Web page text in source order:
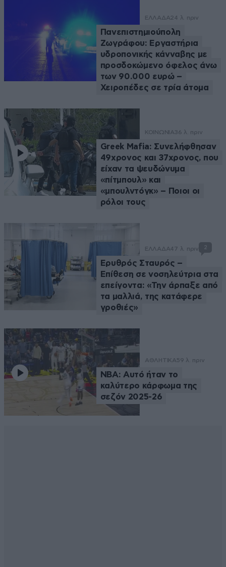
ΕΛΛΑΔΑ24 λ. πριν
Πανεπιστημιούπολη
Ζωγράφου: Εργαστήρια
υδροπονικής κάνναβης με
προσδοκώμενο όφελος άνω
των 90.000 ευρώ –
Χειροπέδες σε τρία άτομα
ΚΟΙΝΩΝΙΑ36 λ. πριν
Greek Μafia: Συνελήφθησαν
49χρονος και 37χρονος, που
είχαν τα ψευδώνυμα
«πίτμπουλ» και
«μπουλντόγκ» – Ποιοι οι
ρόλοι τους
ΕΛΛΑΔΑ47 λ. πριν 2
Ερυθρός Σταυρός –
Επίθεση σε νοσηλεύτρια στα
επείγοντα: «Την άρπαξε από
τα μαλλιά, της κατάφερε
γροθιές»
ΑΘΛΗΤΙΚΑ59 λ. πριν
NBA: Αυτό ήταν το
καλύτερο κάρφωμα της
σεζόν 2025-26